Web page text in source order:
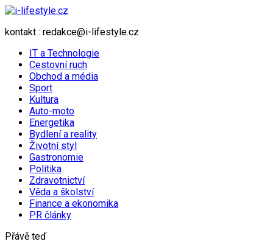
kontakt : redakce@i-lifestyle.cz
IT a Technologie
Cestovní ruch
Obchod a média
Sport
Kultura
Auto-moto
Energetika
Bydlení a reality
Životní styl
Gastronomie
Politika
Zdravotnictví
Věda a školství
Finance a ekonomika
PR články
Přávě teď